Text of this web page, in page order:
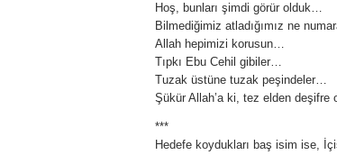
Hoş, bunları şimdi görür olduk…
Bilmediğimiz atladığımız ne
Allah hepimizi korusun…
Tıpkı Ebu Cehil gibiler…
Tuzak üstüne tuzak peşindeler…
Şükür Allah’a ki, tez elden deşifre
***
Hedefe koydukları baş isim ise,